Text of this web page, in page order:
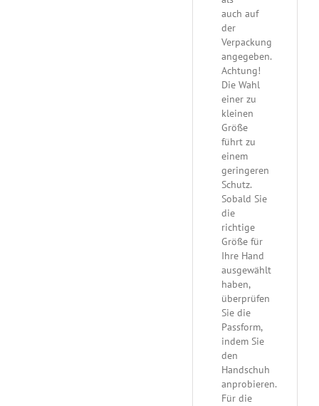
auch auf
der
Verpackung
angegeben.
Achtung!
Die Wahl
einer zu
kleinen
Größe
führt zu
einem
geringeren
Schutz.
Sobald Sie
die
richtige
Größe für
Ihre Hand
ausgewählt
haben,
überprüfen
Sie die
Passform,
indem Sie
den
Handschuh
anprobieren.
Für die